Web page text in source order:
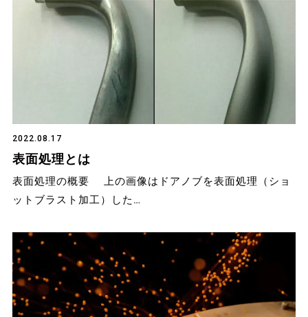
2022.08.17
表面処理とは
表面処理の概要 上の画像はドアノブを表面処理（ショ
ットブラスト加工）した…